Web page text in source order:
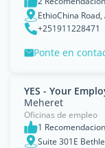
EthioChina
+251911228471
Ponte en
YES - Your
Meheret
Oficinas de empleo
1
Suite 301E